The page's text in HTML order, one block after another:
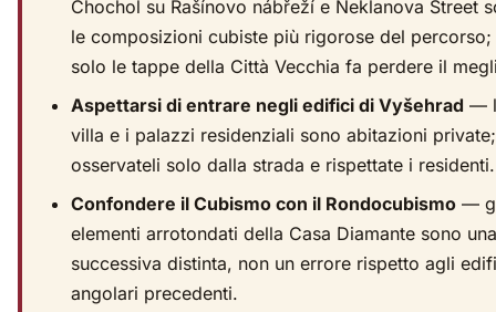
Chochol su Rašínovo nábřeží e Neklanova Street
le composizioni cubiste più rigorose del
solo le tappe della Città Vecchia fa perdere il
Aspettarsi di entrare negli edifici di Vyšehrad —
villa e i palazzi residenziali sono abitazioni private;
osservateli solo dalla strada e rispettate i residenti.
Confondere il Cubismo con il Rondocubismo —
elementi arrotondati della Casa Diamante sono
successiva distinta, non un errore rispetto agli
angolari precedenti.